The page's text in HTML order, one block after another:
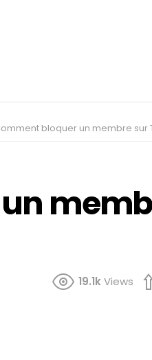
bloquer un membre sur Telegram
19.1kViews